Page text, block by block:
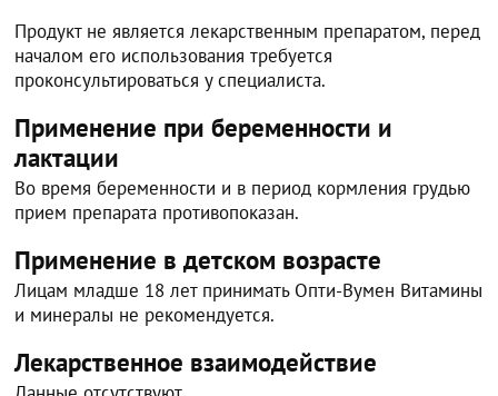
Продукт не является лекарственным препаратом, перед
началом его использования требуется
проконсультироваться у специалиста.
Применение при беременности и
лактации
Во время беременности и в период кормления грудью
прием препарата противопоказан.
Применение в детском возрасте
Лицам младше 18 лет принимать Опти-Вумен Витамины
и минералы не рекомендуется.
Лекарственное взаимодействие